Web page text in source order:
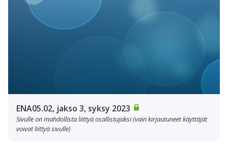
ENA05.02, jakso 3, syksy 2023
Sivulle on mahdollista liittyä osallistujaksi (vain kirjautuneet käyttäjät
voivat liittyä sivulle)